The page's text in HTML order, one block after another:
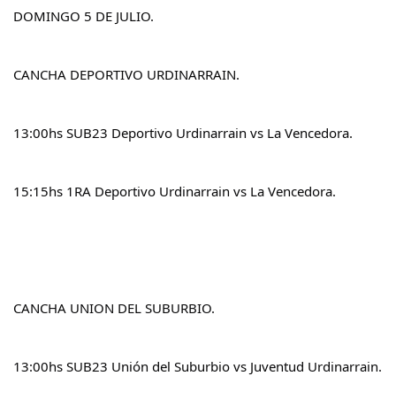
DOMINGO 5 DE JULIO.
CANCHA DEPORTIVO URDINARRAIN.
13:00hs SUB23 Deportivo Urdinarrain vs La Vencedora.
15:15hs 1RA Deportivo Urdinarrain vs La Vencedora.
CANCHA UNION DEL SUBURBIO.
13:00hs SUB23 Unión del Suburbio vs Juventud Urdinarrain.